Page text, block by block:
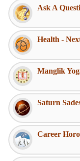
Ask A
Health -
Manglik
Saturn
Career